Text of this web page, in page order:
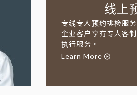
线上
专线专人预约排检服
企业客户享有专人客
执行服务。
Learn More